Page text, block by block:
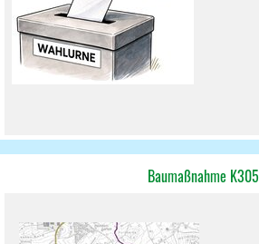
Baumaßnahme K305